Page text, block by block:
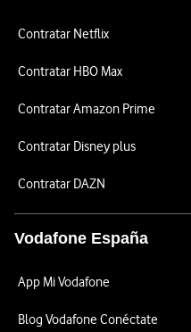
Contratar Netflix
Contratar HBO Max
Contratar Amazon Prime
Contratar Disney plus
Contratar DAZN
Vodafone España
App Mi Vodafone
Blog Vodafone Conéctate